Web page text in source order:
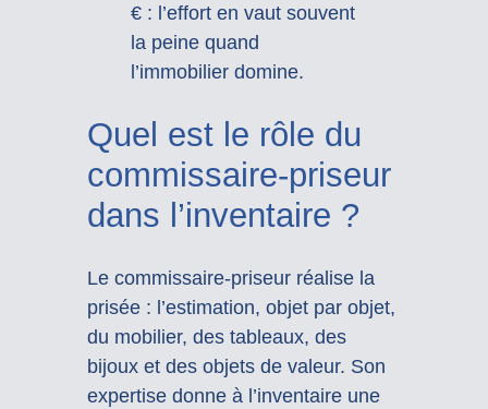
€ : l’effort en vaut souvent
la peine quand
l’immobilier domine.
Quel est le rôle du
commissaire-priseur
dans l’inventaire ?
Le commissaire-priseur réalise la
prisée : l’estimation, objet par objet,
du mobilier, des tableaux, des
bijoux et des objets de valeur. Son
expertise donne à l’inventaire une